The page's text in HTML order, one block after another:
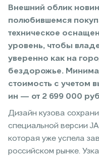
Внешний облик
полюбившемся
техническое
уровень, чтобы
уверенно как на
бездорожье.
стоимость с учетом
ин — от 2 699 000
Дизайн кузова
специальной версии
которая уже успела
российском рынке.